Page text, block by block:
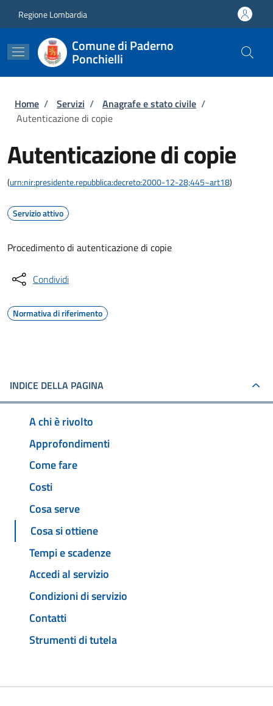
Regione Lombardia
Comune di Paderno
Ponchielli
Briciole di pane
Home / Servizi / Anagrafe e stato civile /
Autenticazione di copie
Autenticazione di copie
(urn:nir:presidente.repubblica:decreto:2000-12-28;445~art18)
Servizio attivo
Procedimento di autenticazione di copie
Condividi
Normativa di riferimento
INDICE DELLA PAGINA
A chi è rivolto
Approfondimenti
Come fare
Costi
Cosa serve
Cosa si ottiene
Tempi e scadenze
Accedi al servizio
Condizioni di servizio
Contatti
Strumenti di tutela